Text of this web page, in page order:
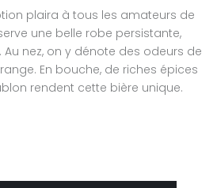
plaira à tous les amateurs de
une belle robe persistante,
nez, on y dénote des odeurs de
En bouche, de riches épices
rendent cette bière unique.